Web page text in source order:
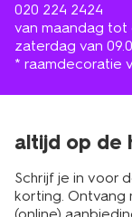
020 224 2424
van maandag tot
zaterdag van
* raamdecoratie
altijd op de
Schrijf je in voor
korting. Ontvang